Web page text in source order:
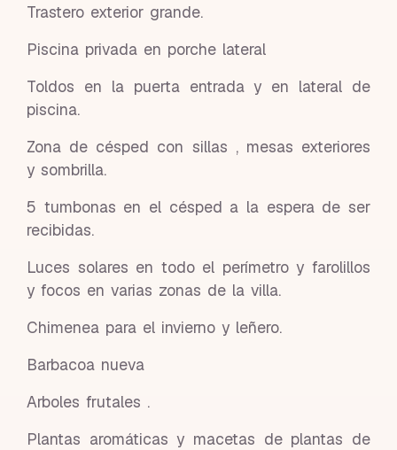
Trastero exterior grande.
Piscina privada en porche lateral
Toldos en la puerta entrada y en lateral de
piscina.
Zona de césped con sillas , mesas exteriores
y sombrilla.
5 tumbonas en el césped a la espera de ser
recibidas.
Luces solares en todo el perímetro y farolillos
y focos en varias zonas de la villa.
Chimenea para el invierno y leñero.
Barbacoa nueva
Arboles frutales .
Plantas aromáticas y macetas de plantas de